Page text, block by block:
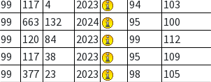
99 117 4 2023 94 103
99 663 132 2024 95 100
99 120 84 2023 99 112
99 117 38 2023 95 109
99 377 23 2023 98 105